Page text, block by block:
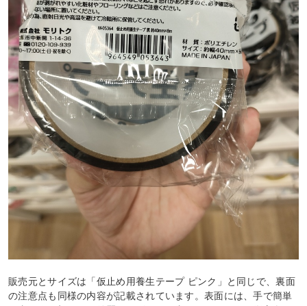
販売元とサイズは「仮止め用養生テープ ピンク」と同じで、裏面
の注意点も同様の内容が記載されています。表面には、手で簡単